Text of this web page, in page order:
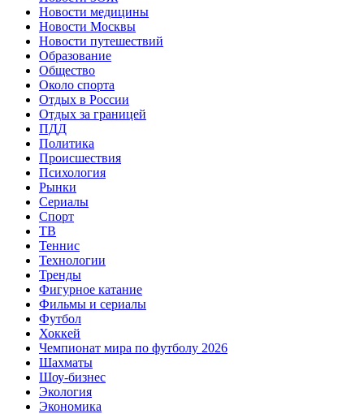
Новости медицины
Новости Москвы
Новости путешествий
Образование
Общество
Около спорта
Отдых в России
Отдых за границей
ПДД
Политика
Происшествия
Психология
Рынки
Сериалы
Спорт
ТВ
Теннис
Технологии
Тренды
Фигурное катание
Фильмы и сериалы
Футбол
Хоккей
Чемпионат мира по футболу 2026
Шахматы
Шоу-бизнес
Экология
Экономика